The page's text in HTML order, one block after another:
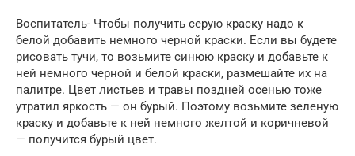
Воспитатель- Чтобы получить серую краску надо к
белой добавить немного черной краски. Если вы будете
рисовать тучи, то возьмите синюю краску и добавьте к
ней немного черной и белой краски, размешайте их на
палитре. Цвет листьев и травы поздней осенью тоже
утратил яркость — он бурый. Поэтому возьмите зеленую
краску и добавьте к ней немного желтой и коричневой
— получится бурый цвет.